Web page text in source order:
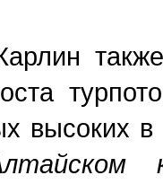
высоких